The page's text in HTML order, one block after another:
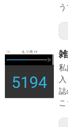
私
誌